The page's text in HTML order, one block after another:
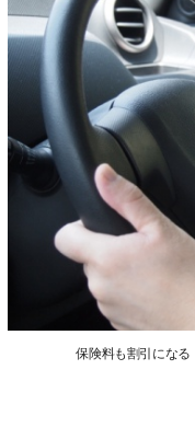
保険料も割引にな